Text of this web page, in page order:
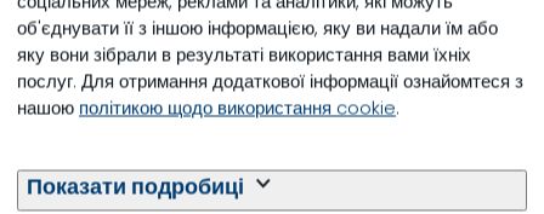
об'єднувати її з іншою інформацією, яку ви надали їм або
яку вони зібрали в результаті використання вами їхніх
послуг. Для отримання додаткової інформації ознайомтеся з
нашою політикою щодо використання cookie.
Показати подробиці
Ми також використовуємо ваші особисті дані для
розроблення, реалізації та аналізу маркетингових
стратегій.
Відвідуючи вебсайту «Нутреко», ви можете бачити
«Нутреко». Аби зрозуміти, що є актуальним для вас, ми
можемо використовувати ручні та автоматичні засоби